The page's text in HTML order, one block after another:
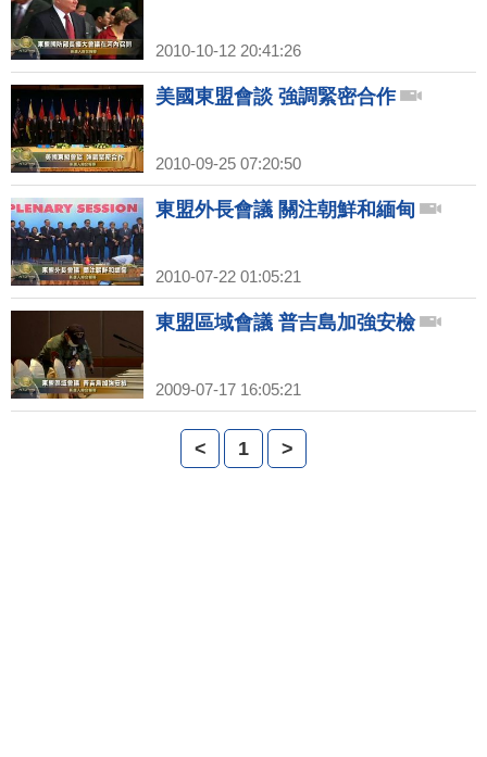
2010-10-12 20:41:26
美國東盟會談 強調緊密合作
2010-09-25 07:20:50
東盟外長會議 關注朝鮮和緬甸
2010-07-22 01:05:21
東盟區域會議 普吉島加強安檢
2009-07-17 16:05:21
< 1 >